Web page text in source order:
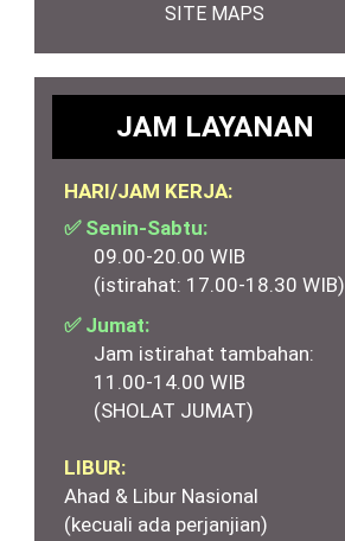
SITE MAPS
JAM LAYANAN
HARI/JAM KERJA:
✅ Senin-Sabtu:
09.00-20.00 WIB
(istirahat: 17.00-18.30 WIB)
✅ Jumat:
Jam istirahat tambahan:
11.00-14.00 WIB
(SHOLAT JUMAT)
LIBUR:
Ahad & Libur Nasional
(kecuali ada perjanjian)